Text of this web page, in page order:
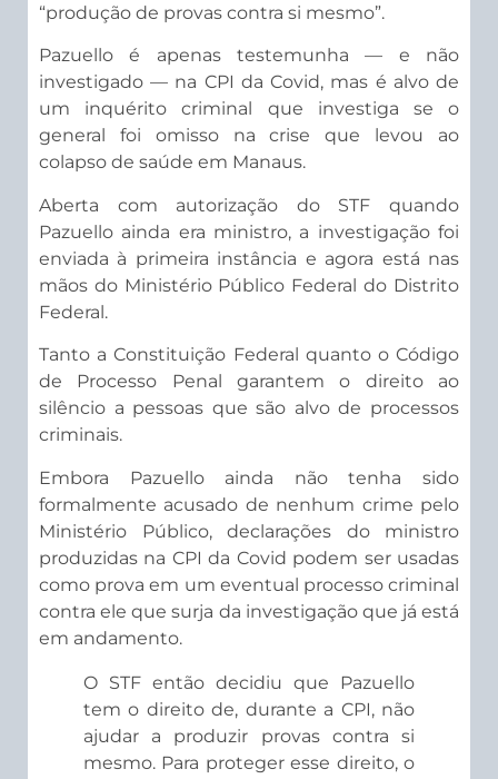
“produção de provas contra si mesmo”.
Pazuello é apenas testemunha — e não
investigado — na CPI da Covid, mas é alvo de
um inquérito criminal que investiga se o
general foi omisso na crise que levou ao
colapso de saúde em Manaus.
Aberta com autorização do STF quando
Pazuello ainda era ministro, a investigação foi
enviada à primeira instância e agora está nas
mãos do Ministério Público Federal do Distrito
Federal.
Tanto a Constituição Federal quanto o Código
de Processo Penal garantem o direito ao
silêncio a pessoas que são alvo de processos
criminais.
Embora Pazuello ainda não tenha sido
formalmente acusado de nenhum crime pelo
Ministério Público, declarações do ministro
produzidas na CPI da Covid podem ser usadas
como prova em um eventual processo criminal
contra ele que surja da investigação que já está
em andamento.
O STF então decidiu que Pazuello
tem o direito de, durante a CPI, não
ajudar a produzir provas contra si
mesmo. Para proteger esse direito, o